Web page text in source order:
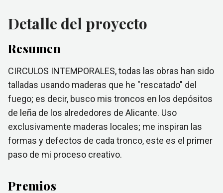
Detalle del proyecto
Resumen
CIRCULOS INTEMPORALES, todas las obras han sido
talladas usando maderas que he "rescatado" del
fuego; es decir, busco mis troncos en los depósitos
de leña de los alrededores de Alicante. Uso
exclusivamente maderas locales; me inspiran las
formas y defectos de cada tronco, este es el primer
paso de mi proceso creativo.
Premios